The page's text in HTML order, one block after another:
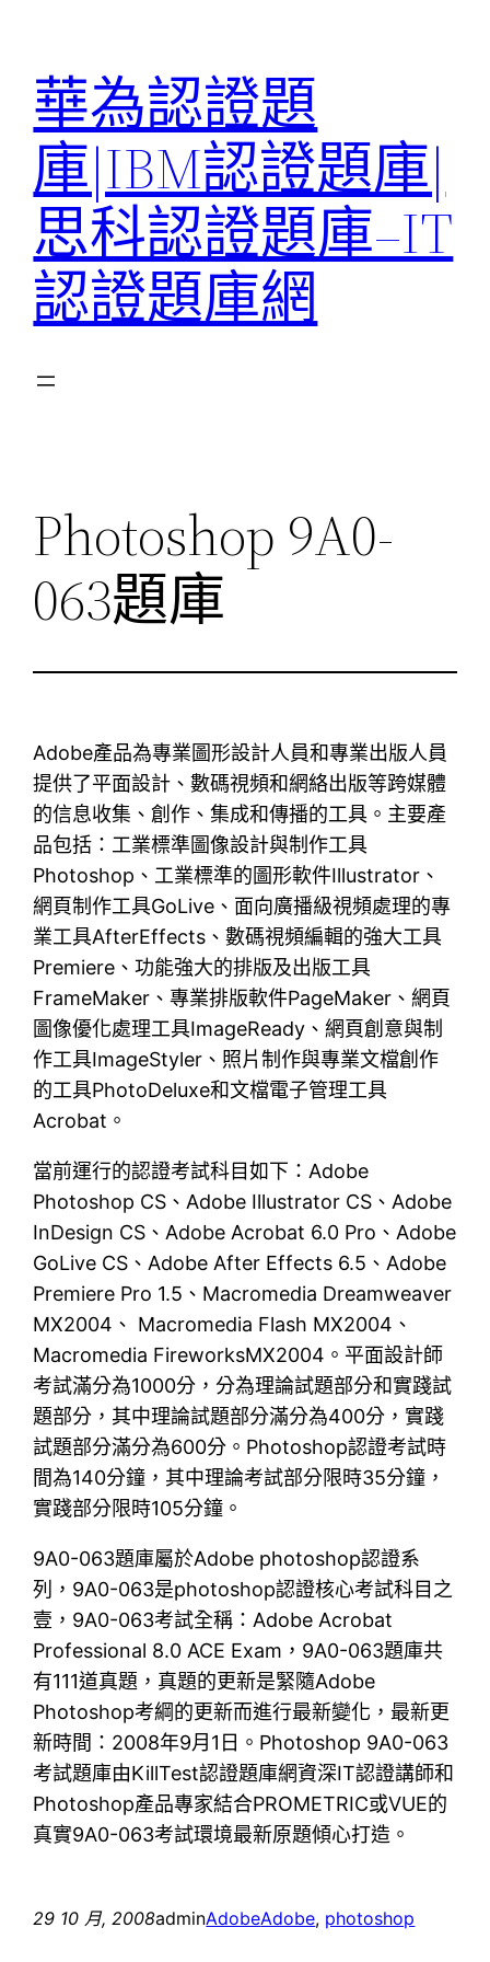
華為認證題
庫|IBM認證題庫|
思科認證題庫–IT
認證題庫網
Photoshop 9A0-
063題庫
Adobe產品為專業圖形設計人員和專業出版人員
提供了平面設計、數碼視頻和網絡出版等跨媒體
的信息收集、創作、集成和傳播的工具。主要產
品包括：工業標準圖像設計與制作工具
Photoshop、工業標準的圖形軟件Illustrator、
網頁制作工具GoLive、面向廣播級視頻處理的專
業工具AfterEffects、數碼視頻編輯的強大工具
Premiere、功能強大的排版及出版工具
FrameMaker、專業排版軟件PageMaker、網頁
圖像優化處理工具ImageReady、網頁創意與制
作工具ImageStyler、照片制作與專業文檔創作
的工具PhotoDeluxe和文檔電子管理工具
Acrobat。
當前運行的認證考試科目如下：Adobe
Photoshop CS、Adobe Illustrator CS、Adobe
InDesign CS、Adobe Acrobat 6.0 Pro、Adobe
GoLive CS、Adobe After Effects 6.5、Adobe
Premiere Pro 1.5、Macromedia Dreamweaver
MX2004、 Macromedia Flash MX2004、
Macromedia FireworksMX2004。平面設計師
考試滿分為1000分，分為理論試題部分和實踐試
題部分，其中理論試題部分滿分為400分，實踐
試題部分滿分為600分。Photoshop認證考試時
間為140分鐘，其中理論考試部分限時35分鐘，
實踐部分限時105分鐘。
9A0-063題庫屬於Adobe photoshop認證系
列，9A0-063是photoshop認證核心考試科目之
壹，9A0-063考試全稱：Adobe Acrobat
Professional 8.0 ACE Exam，9A0-063題庫共
有111道真題，真題的更新是緊隨Adobe
Photoshop考綱的更新而進行最新變化，最新更
新時間：2008年9月1日。Photoshop 9A0-063
考試題庫由KillTest認證題庫網資深IT認證講師和
Photoshop產品專家結合PROMETRIC或VUE的
真實9A0-063考試環境最新原題傾心打造。
29 10 月, 2008adminAdobeAdobe, photoshop